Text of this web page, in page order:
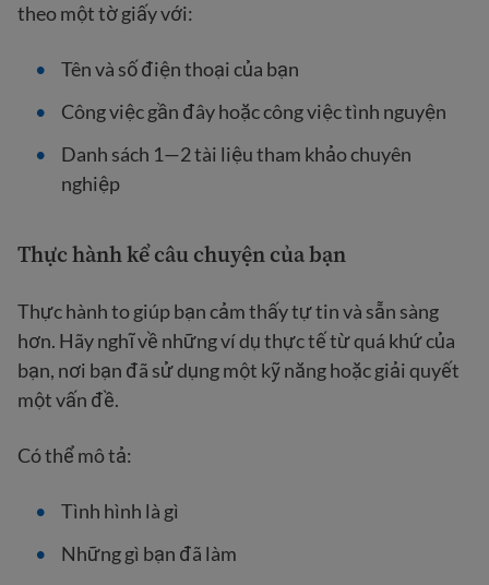
theo một tờ giấy với:
Tên và số điện thoại của bạn
Công việc gần đây hoặc công việc tình nguyện
Danh sách 1—2 tài liệu tham khảo chuyên
nghiệp
Thực hành kể câu chuyện của bạn
Thực hành to giúp bạn cảm thấy tự tin và sẵn sàng
hơn. Hãy nghĩ về những ví dụ thực tế từ quá khứ của
bạn, nơi bạn đã sử dụng một kỹ năng hoặc giải quyết
một vấn đề.
Có thể mô tả:
Tình hình là gì
Những gì bạn đã làm